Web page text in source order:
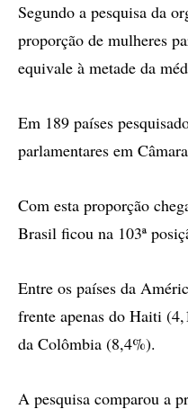
Segundo a pesquisa da
proporção de mulheres
equivale à metade da
Em 189 países
parlamentares em
Com esta proporção
Brasil ficou na 103ª
Entre os países da
frente apenas do Haiti
da Colômbia (8,4%).
A pesquisa comparou a